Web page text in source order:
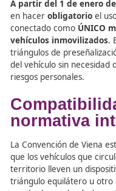
España,
señal V-16
en hacerobligatorio
conectado como
triángulos de
del vehículo sin
riesgos personales.